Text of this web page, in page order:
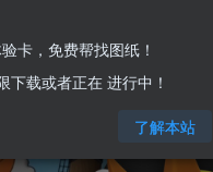
卡，免费帮找图纸！
下载或者正在 进行中！
了解本站